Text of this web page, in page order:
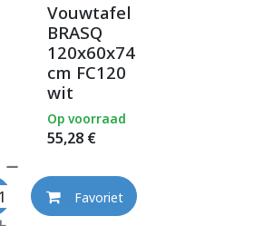
Vouwtafel
BRASQ
120x60x74
cm FC120
wit
55,28€
Op voorraad
Favoriet